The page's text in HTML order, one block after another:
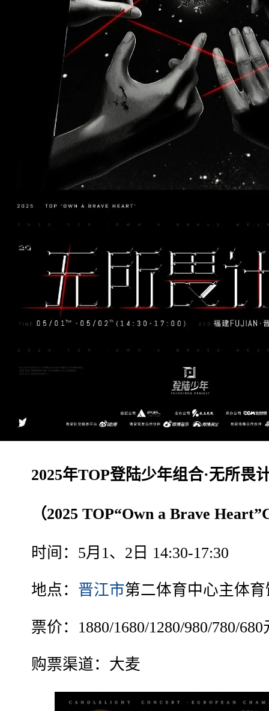
2025年TOP登陆少年组合·无所畏
（2025 TOP“Own a Brave
时间：5月1、2日 14:30-17:30
地点： 晋江市第二体育中心主体育
票价：1880/1680/1280/980/780/680
购票渠道：大麦